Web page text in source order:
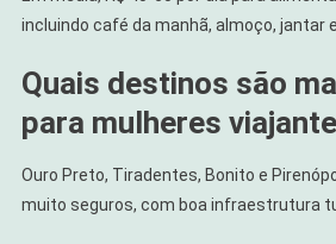
incluindo café da manhã, almoço, jantar
Quais destinos são
para mulheres
Ouro Preto, Tiradentes, Bonito e
muito seguros, com boa infraestrutura